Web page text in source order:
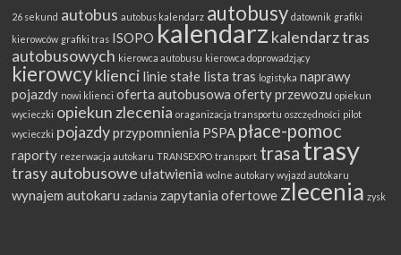
26 sekund autobus autobus kalendarz autobusy datownik grafiki
kierowców grafiki tras ISOPO kalendarz kalendarz tras
autobusowych kierowca autobusu kierowca doprowadzjący
kierowcyklienci linie stałe lista tras logistyka naprawy
pojazdy nowi klienci oferta autobusowa oferty przewozu opiekun
wycieczki opiekun zlecenia oraganizacja transportu oszczędności pilot
wycieczki pojazdyprzypomnienia PSPA płace-pomoc
raporty rezerwacja autokaru TRANSEXPO transport trasa trasy
trasy autobusowe ułatwienia wolne autokary wyjazd autokaru
wynajem autokaru zadania zapytania ofertowe zlecenia zysk